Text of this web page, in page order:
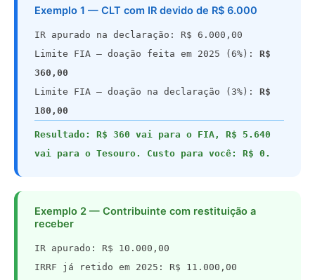
Exemplo 1 — CLT com IR devido de R$ 6.000
IR apurado na declaração: R$ 6.000,00
Limite FIA — doação feita em 2025 (6%): R$
360,00
Limite FIA — doação na declaração (3%): R$
180,00
Resultado: R$ 360 vai para o FIA, R$ 5.640
vai para o Tesouro. Custo para você: R$ 0.
Exemplo 2 — Contribuinte com restituição a
receber
IR apurado: R$ 10.000,00
IRRF já retido em 2025: R$ 11.000,00